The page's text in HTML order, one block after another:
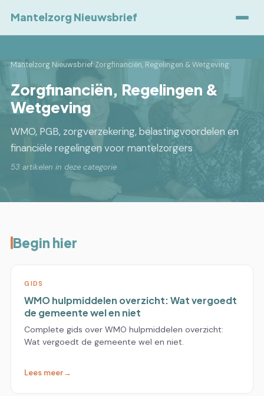
Mantelzorg Nieuwsbrief
Mantelzorg Nieuwsbrief›Zorgfinanciën, Regelingen & Wetgeving
Zorgfinanciën, Regelingen &
Wetgeving
WMO, PGB, zorgverzekering, belastingvoordelen en
financiële regelingen voor mantelzorgers
53 artikelen in deze categorie
Begin hier
GIDS
WMO hulpmiddelen overzicht: Wat vergoedt
de gemeente wel en niet
Complete gids over WMO hulpmiddelen overzicht:
Wat vergoedt de gemeente wel en niet.
Lees meer